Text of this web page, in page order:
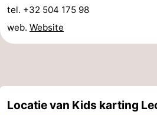
Zeeuws-
Sluis
-
tel. +32 504 175 98
web. Website
Locatie van Kids karting